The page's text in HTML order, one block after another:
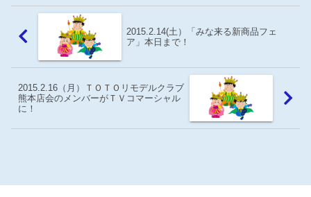
2015.2.14(土）「みな来る新商品フェ
ア」本日まで！
2015.2.16（月）ＴＯＴＯリモデルクラブ
熊本店会のメンバーがＴＶコマーシャル
に！